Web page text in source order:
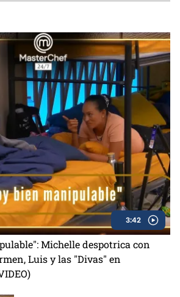
3:42
Michelle despotrica con
Luis y las "Divas" en